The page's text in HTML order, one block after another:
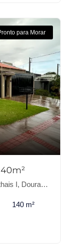
para Morar
Dourados-MS
140 m²